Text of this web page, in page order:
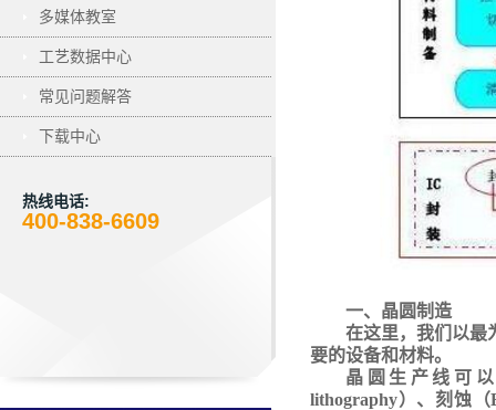
多媒体教室
工艺数据中心
常见问题解答
下载中心
热线电话:
400-838-6609
一、晶圆制造
在这里，我们以最
要的设备和材料。
晶圆生产线可
lithography）、刻蚀